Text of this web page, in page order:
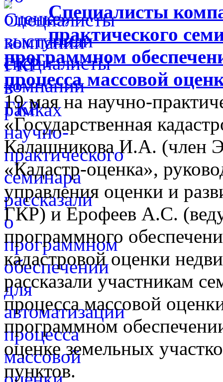
Специалисты
практического
программном
процесса массовой
19 мая на научно-
«Государственная
Калашникова И.А. (член
«Кадастр-оценка»,
управления оценки и
ГКР) и Ерофеев А.С.
программного
кадастровой оценки
рассказали участникам
процесса массовой
программном
оценке земельных
пунктов.